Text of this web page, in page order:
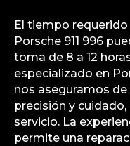
El tiempo requerido
Porsche 911 996
toma de 8 a 12
especializado en
nos aseguramos
precisión y
servicio. La
permite una